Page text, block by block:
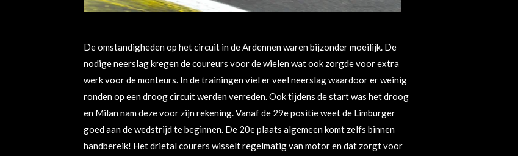
De omstandigheden op het circuit in de Ardennen waren bijzonder moeilijk. De
nodige neerslag kregen de coureurs voor de wielen wat ook zorgde voor extra
werk voor de monteurs. In de trainingen viel er veel neerslag waardoor er weinig
ronden op een droog circuit werden verreden. Ook tijdens de start was het droog
en Milan nam deze voor zijn rekening. Vanaf de 29e positie weet de Limburger
goed aan de wedstrijd te beginnen. De 20e plaats algemeen komt zelfs binnen
handbereik! Het drietal courers wisselt regelmatig van motor en dat zorgt voor